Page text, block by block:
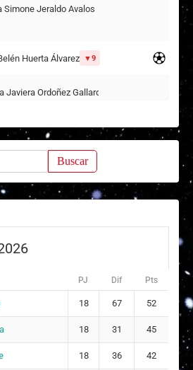
Simone Jeraldo Avalos
Huerta Álvarez 9
Javiera Ordoñez Gallardo
Herrera Sánchez
Monserrat Pimentel Zúñiga
Santana Malatesca
Maureira Inzunza
Ochoa Zuleta
PJ Dif Pts
18 67 52
18 31 45
18 36 42